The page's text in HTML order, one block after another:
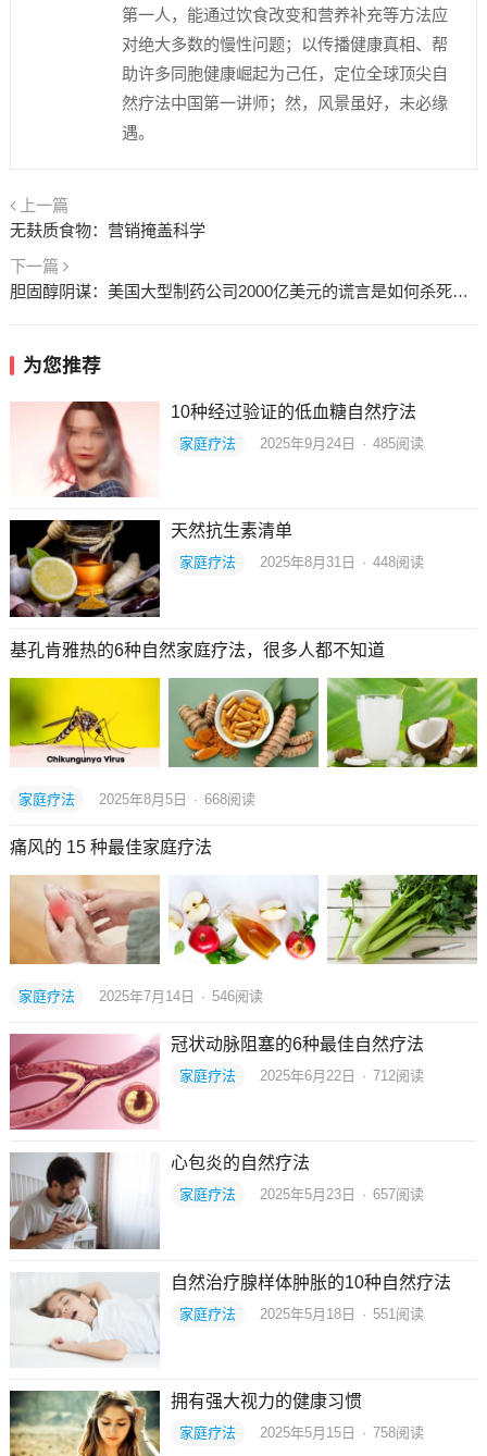
第一人，能通过饮食改变和营养补充等方法应
对绝大多数的慢性问题；以传播健康真相、帮
助许多同胞健康崛起为己任，定位全球顶尖自
然疗法中国第一讲师；然，风景虽好，未必缘
遇。
上一篇
无麸质食物：营销掩盖科学
下一篇
胆固醇阴谋：美国大型制药公司2000亿美元的谎言是如何杀死你的！
为您推荐
10种经过验证的低血糖自然疗法
家庭疗法 2025年9月24日 · 485阅读
天然抗生素清单
家庭疗法 2025年8月31日 · 448阅读
基孔肯雅热的6种自然家庭疗法，很多人都不知道
家庭疗法 2025年8月5日 · 668阅读
痛风的 15 种最佳家庭疗法
家庭疗法 2025年7月14日 · 546阅读
冠状动脉阻塞的6种最佳自然疗法
家庭疗法 2025年6月22日 · 712阅读
心包炎的自然疗法
家庭疗法 2025年5月23日 · 657阅读
自然治疗腺样体肿胀的10种自然疗法
家庭疗法 2025年5月18日 · 551 阅读
拥有强大视力的健康习惯
家庭疗法 2025年5月15日 · 758阅读